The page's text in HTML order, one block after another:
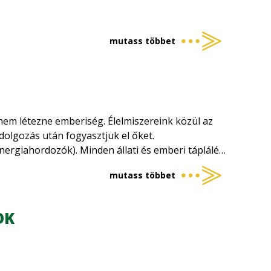
mutass többet
létezne emberiség. Élelmiszereink közül az
után fogyasztjuk el őket.
Minden állati és emberi táplálék,
ipari termelés létalapja a napenergiát
(zoomassza) és az elhalt szervezeteket,
mutass többet